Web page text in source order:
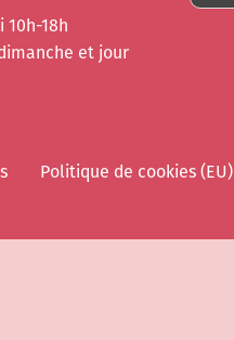
10h-18h
et jour
Politique de cookies (EU)